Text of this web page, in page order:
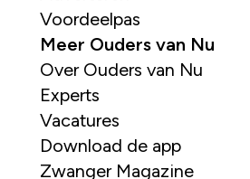
Voordeelpas
Meer Ouders van Nu
Over Ouders van Nu
Experts
Vacatures
Download de app
Zwanger Magazine